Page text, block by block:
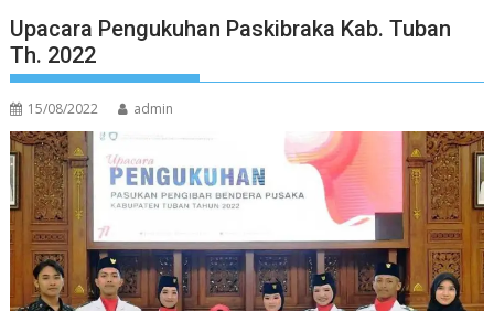
Upacara Pengukuhan Paskibraka Kab. Tuban
Th. 2022
15/08/2022 admin